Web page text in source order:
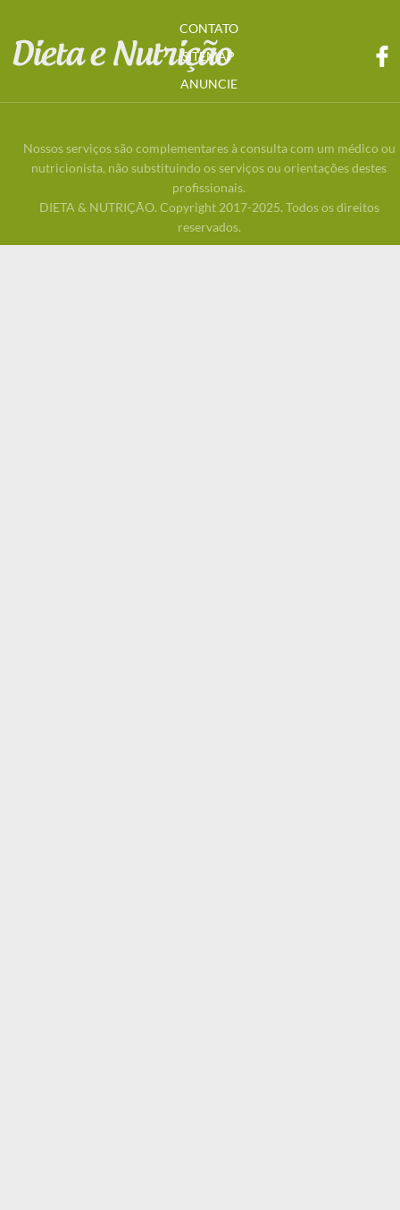
CONTATO
SITEMAP
ANUNCIE
Nossos serviços são complementares à consulta com um médico ou
nutricionista, não substituindo os serviços ou orientações destes
profissionais.
DIETA & NUTRIÇÃO. Copyright 2017-2025. Todos os direitos
reservados.